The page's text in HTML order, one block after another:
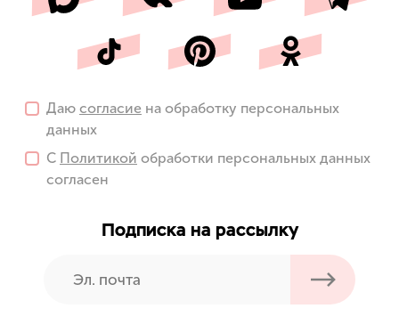
Даю согласие на обработку персональных
данных
С Политикой обработки персональных данных
согласен
Подписка на рассылку